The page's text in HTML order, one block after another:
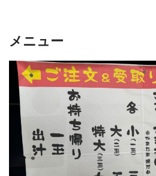
メニュー